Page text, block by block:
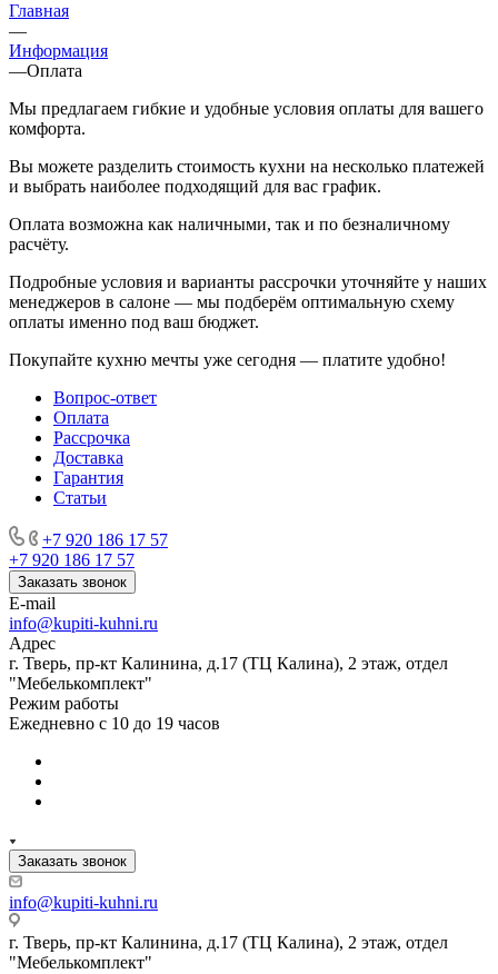
Главная
—
Информация
—Оплата
Мы предлагаем гибкие и удобные условия оплаты для вашего
комфорта.
Вы можете разделить стоимость кухни на несколько платежей
и выбрать наиболее подходящий для вас график.
Оплата возможна как наличными, так и по безналичному
расчёту.
Подробные условия и варианты рассрочки уточняйте у наших
менеджеров в салоне — мы подберём оптимальную схему
оплаты именно под ваш бюджет.
Покупайте кухню мечты уже сегодня — платите удобно!
Вопрос-ответ
Оплата
Рассрочка
Доставка
Гарантия
Статьи
+7 920 186 17 57
+7 920 186 17 57
Заказать звонок
E-mail
info@kupiti-kuhni.ru
Адрес
г. Тверь, пр-кт Калинина, д.17 (ТЦ Калина), 2 этаж, отдел
"Мебелькомплект"
Режим работы
Ежедневно с 10 до 19 часов
Заказать звонок
info@kupiti-kuhni.ru
г. Тверь, пр-кт Калинина, д.17 (ТЦ Калина), 2 этаж, отдел
"Мебелькомплект"